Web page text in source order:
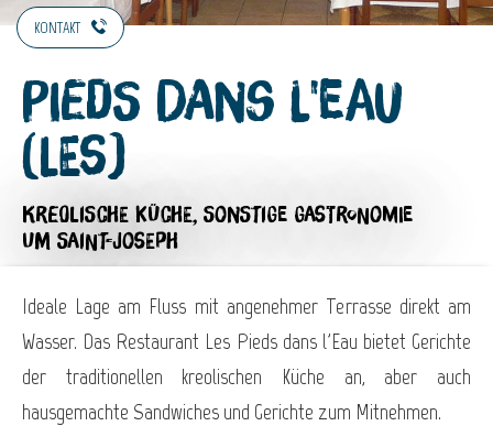
KONTAKT
Pieds Dans l'Eau
(Les)
KREOLISCHE KÜCHE, SONSTIGE GASTRONOMIE
UM SAINT-JOSEPH
Ideale Lage am Fluss mit angenehmer Terrasse direkt am
Wasser. Das Restaurant Les Pieds dans l'Eau bietet Gerichte
der traditionellen kreolischen Küche an, aber auch
hausgemachte Sandwiches und Gerichte zum Mitnehmen.